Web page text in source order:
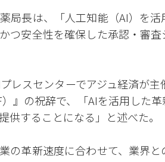
局長は、「人工知能（AI）を
つ安全性を確保した承認・審
レスセンターでアジュ経済が
』の祝辞で、「AIを活用した
供することになる」と述べた。
の革新速度に合わせて、業界